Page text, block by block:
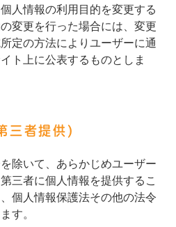
人情報の利用目的を変更する
変更を行った場合には、変更
定の方法によりユーザーに通
ト上に公表するものとしま
三者提供)
除いて、あらかじめユーザー
三者に個人情報を提供するこ
個人情報保護法その他の法令
す。